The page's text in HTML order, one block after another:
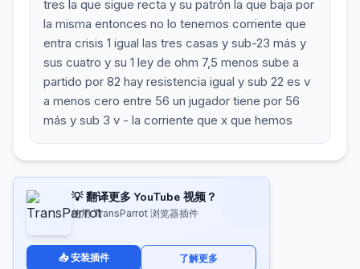
tres la que sigue recta y su patrón la que baja por
la misma entonces no lo tenemos corriente que
entra crisis 1 igual las tres casas y sub-23 más y
sus cuatro y su 1 ley de ohm 7,5 menos sube a
partido por 82 hay resistencia igual y sub 22 es v
a menos cero entre 56 un jugador tiene por 56
más y sub 3 v - la corriente que x que hemos
💡 翻译更多 YouTube 视频？
使用 TransParrot 浏览器插件
📥 安装插件 了解更多